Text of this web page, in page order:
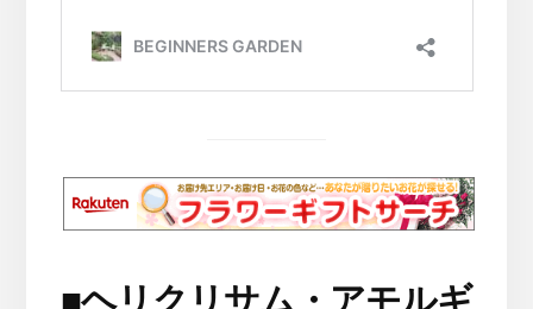
■ヘリクリサム・アモルギ